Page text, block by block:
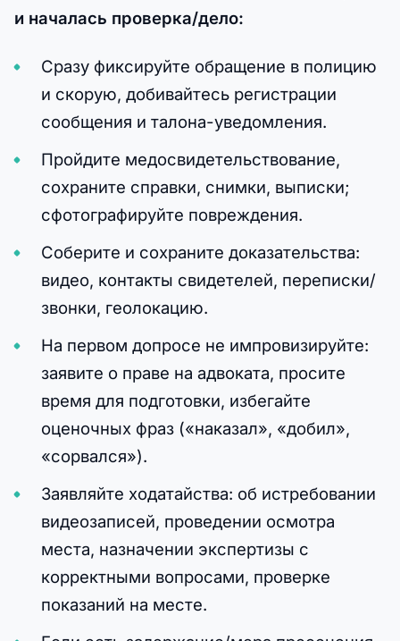
и началась проверка/дело:
Сразу фиксируйте обращение в полицию
и скорую, добивайтесь регистрации
сообщения и талона-уведомления.
Пройдите медосвидетельствование,
сохраните справки, снимки, выписки;
сфотографируйте повреждения.
Соберите и сохраните доказательства:
видео, контакты свидетелей, переписки/
звонки, геолокацию.
На первом допросе не импровизируйте:
заявите о праве на адвоката, просите
время для подготовки, избегайте
оценочных фраз («наказал», «добил»,
«сорвался»).
Заявляйте ходатайства: об истребовании
видеозаписей, проведении осмотра
места, назначении экспертизы с
корректными вопросами, проверке
показаний на месте.